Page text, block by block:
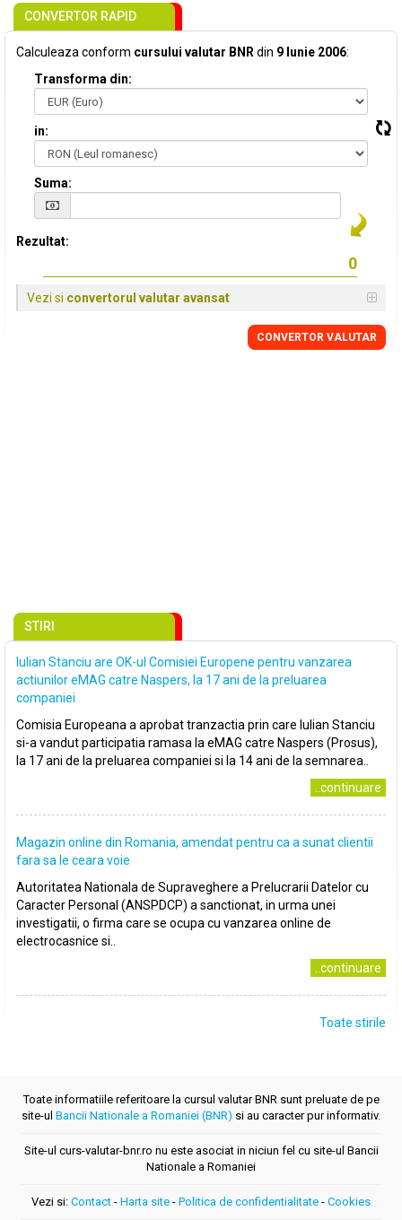
CONVERTOR RAPID
Calculeaza conform cursului valutar BNR din 9 Iunie 2006:
Transforma din:
in:
Suma:
Rezultat:
Vezi si convertorul valutar avansat
CONVERTOR VALUTAR
STIRI
Iulian Stanciu are OK-ul Comisiei Europene pentru vanzarea
actiunilor eMAG catre Naspers, la 17 ani de la preluarea
companiei
Comisia Europeana a aprobat tranzactia prin care Iulian Stanciu
si-a vandut participatia ramasa la eMAG catre Naspers (Prosus),
la 17 ani de la preluarea companiei si la 14 ani de la semnarea..
..continuare
Magazin online din Romania, amendat pentru ca a sunat clientii
fara sa le ceara voie
Autoritatea Nationala de Supraveghere a Prelucrarii Datelor cu
Caracter Personal (ANSPDCP) a sanctionat, in urma unei
investigatii, o firma care se ocupa cu vanzarea online de
electrocasnice si..
..continuare
Toate stirile
Toate informatiile referitoare la cursul valutar BNR sunt preluate de pe
site-ul Bancii Nationale a Romaniei (BNR) si au caracter pur informativ.
Site-ul curs-valutar-bnr.ro nu este asociat in niciun fel cu site-ul Bancii
Nationale a Romaniei
Vezi si: Contact - Harta site - Politica de confidentialitate - Cookies